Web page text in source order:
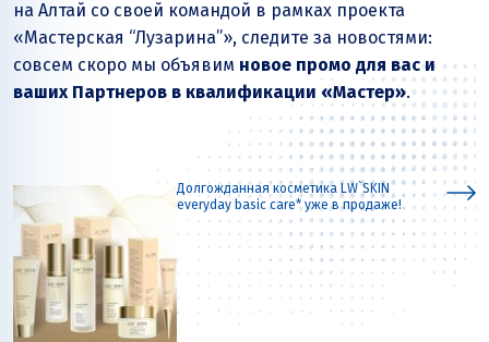
на Алтай со своей командой в рамках проекта
«Мастерская “Лузарина”», следите за новостями:
совсем скоро мы объявим новое промо для вас и
ваших Партнеров в квалификации «Мастер».
Долгожданная косметика LW`SKIN
everyday basic care* уже в продаже!